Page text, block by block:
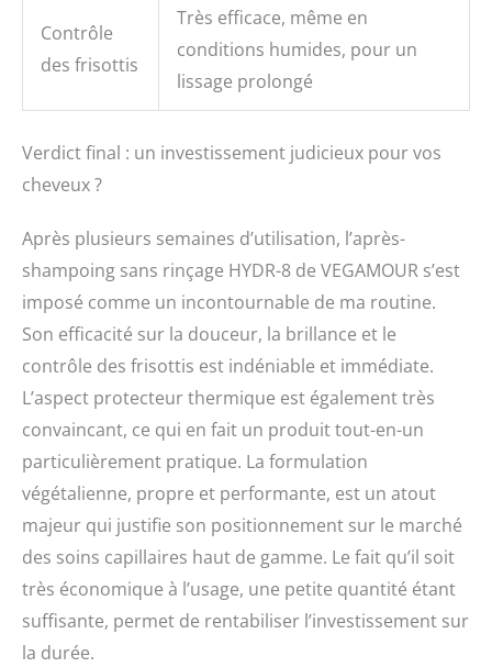
Contrôle
des frisottis
Très efficace, même en
conditions humides, pour un
lissage prolongé
Verdict final : un investissement judicieux pour vos
cheveux ?
Après plusieurs semaines d’utilisation, l’après-
shampoing sans rinçage HYDR-8 de VEGAMOUR s’est
imposé comme un incontournable de ma routine.
Son efficacité sur la douceur, la brillance et le
contrôle des frisottis est indéniable et immédiate.
L’aspect protecteur thermique est également très
convaincant, ce qui en fait un produit tout-en-un
particulièrement pratique. La formulation
végétalienne, propre et performante, est un atout
majeur qui justifie son positionnement sur le marché
des soins capillaires haut de gamme. Le fait qu’il soit
très économique à l’usage, une petite quantité étant
suffisante, permet de rentabiliser l’investissement sur
la durée.